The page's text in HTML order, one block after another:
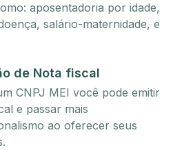
aposentadoria por idade,
salário-maternidade, e
de Nota fiscal
CNPJ MEI você pode emitir
e passar mais
ao oferecer seus